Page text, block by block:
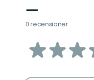
—
0 recensioner
av